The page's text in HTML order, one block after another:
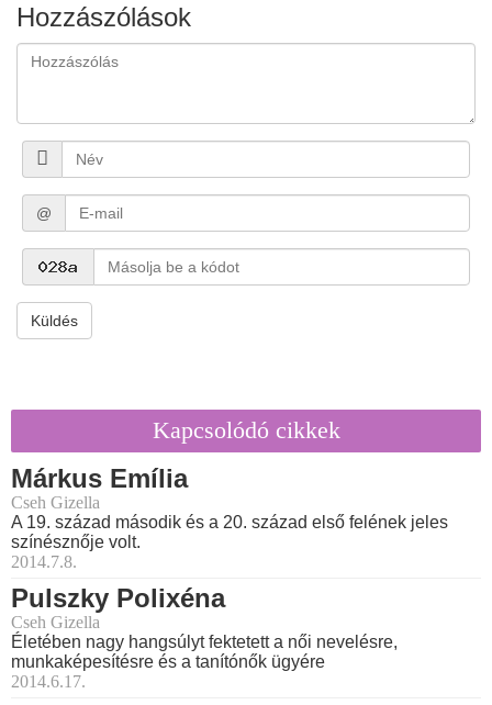
Hozzászólások
@
Küldés
Kapcsolódó cikkek
Márkus Emília
Cseh Gizella
A 19. század második és a 20. század első felének jeles
színésznője volt.
2014.7.8.
Pulszky Polixéna
Cseh Gizella
Életében nagy hangsúlyt fektetett a női nevelésre,
munkaképesítésre és a tanítónők ügyére
2014.6.17.